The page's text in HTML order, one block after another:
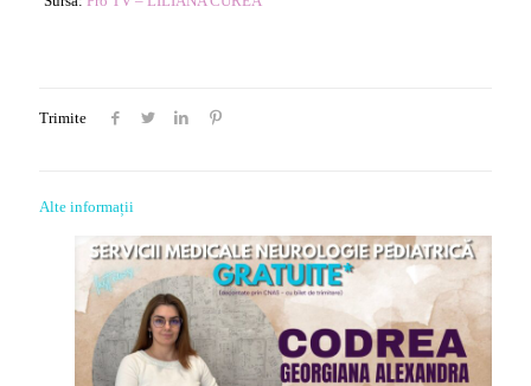
Trimite
Alte informații